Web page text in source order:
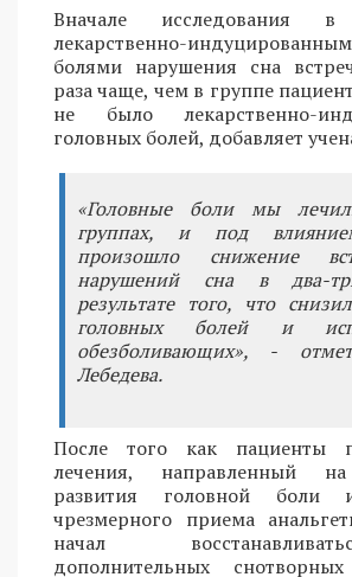
Вначале исследования
лекарственно-
болями нарушения сна
раза чаще, чем в группе
не было лекарственно-
головных болей, добавляет
«Головные боли мы
группах, и под
произошло снижение
нарушений сна в два-
результате того, что
головных болей и
обезболивающих», -
Лебедева.
После того как пациенты
лечения, направленный
развития головной
чрезмерного приема
начал
дополнительных